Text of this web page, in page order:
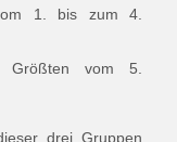
1. bis zum 4.
Größten vom 5.
drei Gruppen